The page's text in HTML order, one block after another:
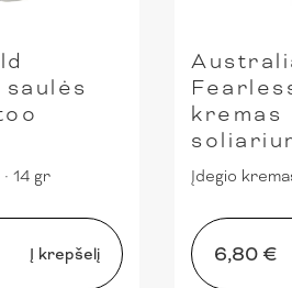
saulės
· 14 gr
Į krepšelį
kremas
Įdegio
6,80 €